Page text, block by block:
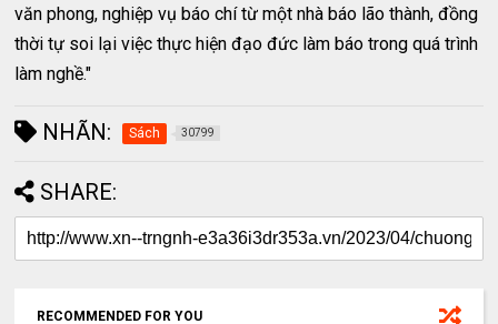
văn phong, nghiệp vụ báo chí từ một nhà báo lão thành, đồng
thời tự soi lại việc thực hiện đạo đức làm báo trong quá trình
làm nghề."
NHÃN: Sách 30799
SHARE:
RECOMMENDED FOR YOU